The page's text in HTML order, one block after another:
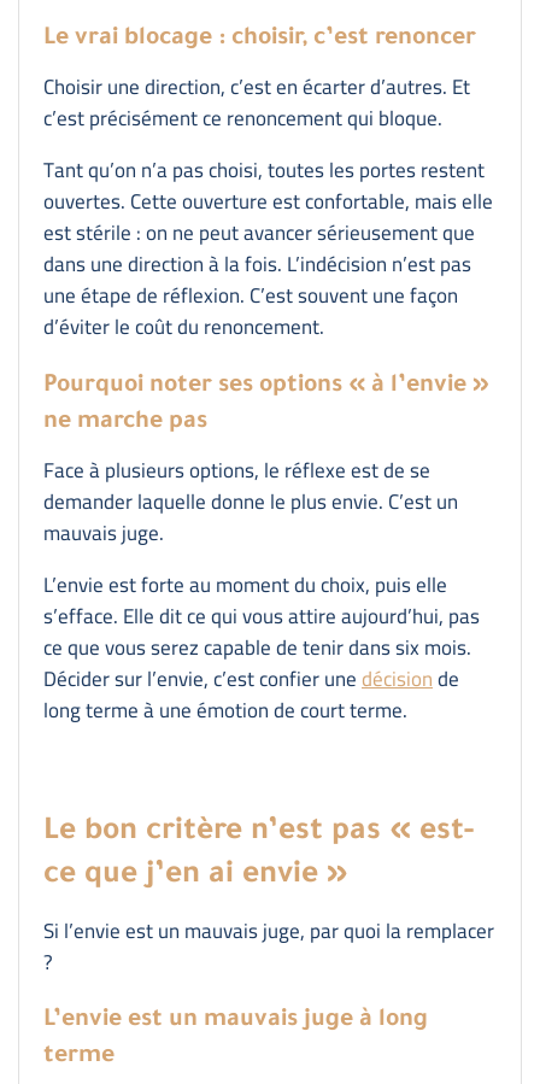
Le vrai blocage : choisir, c’est renoncer
Choisir une direction, c’est en écarter d’autres. Et
c’est précisément ce renoncement qui bloque.
Tant qu’on n’a pas choisi, toutes les portes restent
ouvertes. Cette ouverture est confortable, mais elle
est stérile : on ne peut avancer sérieusement que
dans une direction à la fois. L’indécision n’est pas
une étape de réflexion. C’est souvent une façon
d’éviter le coût du renoncement.
Pourquoi noter ses options « à l’envie »
ne marche pas
Face à plusieurs options, le réflexe est de se
demander laquelle donne le plus envie. C’est un
mauvais juge.
L’envie est forte au moment du choix, puis elle
s’efface. Elle dit ce qui vous attire aujourd’hui, pas
ce que vous serez capable de tenir dans six mois.
Décider sur l’envie, c’est confier unedécisionde
long terme à une émotion de court terme.
Le bon critère n’est pas « est-
ce que j’en ai envie »
Si l’envie est un mauvais juge, par quoi la remplacer
?
L’envie est un mauvais juge à long
terme